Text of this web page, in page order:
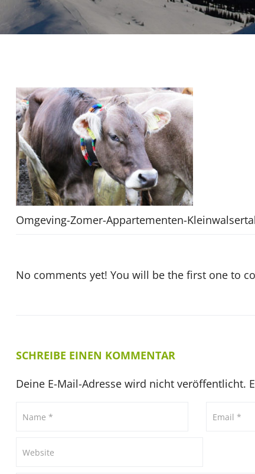
Omgeving-Zomer-Appartementen-Kleinwalsertal
No comments yet! You will be the first one to
SCHREIBE EINEN KOMMENTAR
Deine E-Mail-Adresse wird nicht veröffentlicht.